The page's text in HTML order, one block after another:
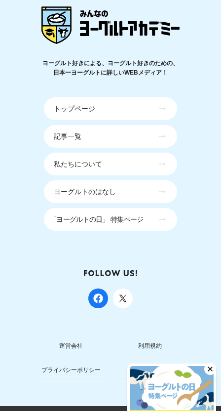
ヨーグルト好きによる、ヨーグルト好きのための、
日本一ヨーグルトに詳しいWEBメディア！
トップページ
記事一覧
私たちについて
ヨーグルトのはなし
「ヨーグルトの日」 特集ページ
運営会社 利用規約
プライバシーポリシー お問い合わせ